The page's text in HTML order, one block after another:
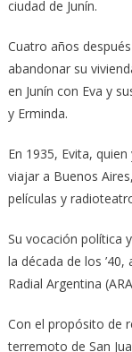
ciudad de Junín.
Cuatro años
abandonar su
en Junín con Eva y
y Erminda.
En 1935, Evita,
viajar a Buenos
películas y
Su vocación política
la década de los
Radial Argentina
Con el propósito de
terremoto de San